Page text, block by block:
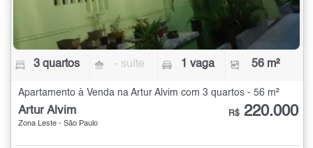
3 quartos - suíte 1 vaga 56 m²
Apartamento à Venda na Artur Alvim com 3 quartos - 56 m²
Artur Alvim
Zona Leste - São Paulo
R$ 220.000